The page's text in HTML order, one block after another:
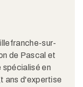
sur-
de Pascal et
spécialisé en
ans d'expertise